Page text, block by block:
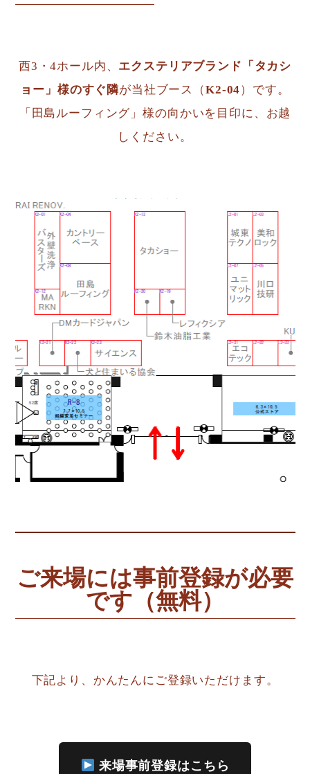
西3・4ホール内、 エクステリアブランド「タカシ
ョー」様のすぐ隣が当社ブース（K2-04）です。
「田島ルーフィング」様の向かいを目印に、お越
しください。
ご来場には事前登録が必要
です（無料）
下記より、かんたんにご登録いただけます。
来場事前登録はこちら